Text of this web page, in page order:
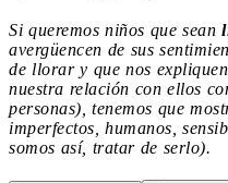
Si queremos niños que sean
avergüencen de sus
de llorar y que nos
nuestra relación con ellos
personas), tenemos que
imperfectos, humanos,
somos así, tratar de serlo).